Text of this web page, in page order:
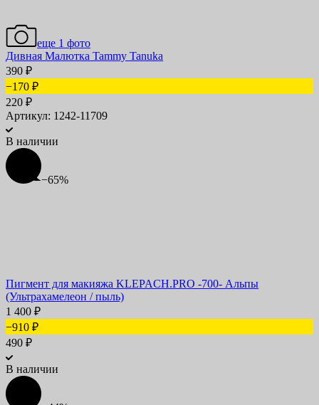
еще 1 фото
Дивная Малютка Tammy Tanuka
390 ₽
−170 ₽
220 ₽
Артикул: 1242-11709
В наличии
−65%
Пигмент для макияжа KLEPACH.PRO -700- Альпы
(Ультрахамелеон / пыль)
1 400 ₽
−910 ₽
490 ₽
В наличии